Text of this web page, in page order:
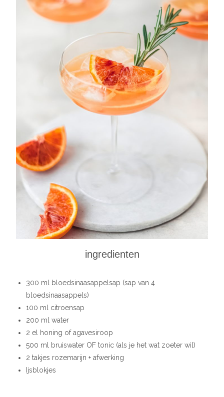
ingredienten
300 ml bloedsinaasappelsap (sap van 4
bloedsinaasappels)
100 ml citroensap
200 ml water
2 el honing of agavesiroop
500 ml bruiswater OF tonic (als je het wat zoeter wil)
2 takjes rozemarijn + afwerking
Ijsblokjes